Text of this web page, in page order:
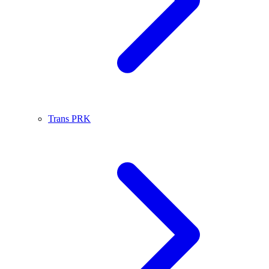
Trans PRK